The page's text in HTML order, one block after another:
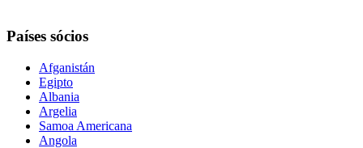
Países sócios
Afganistán
Egipto
Albania
Argelia
Samoa Americana
Angola